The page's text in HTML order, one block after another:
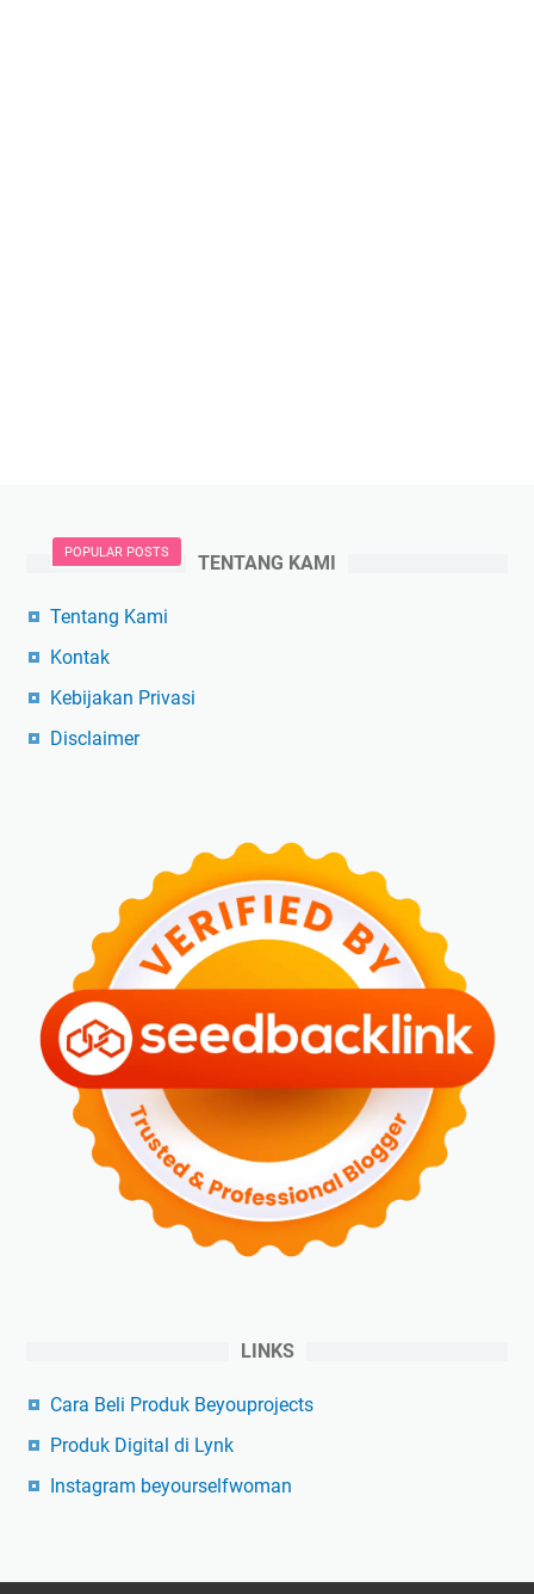
POPULAR POSTS TENTANG KAMI
Tentang Kami
Kontak
Kebijakan Privasi
Disclaimer
LINKS
Cara Beli Produk Beyouprojects
Produk Digital di Lynk
Instagram beyourselfwoman